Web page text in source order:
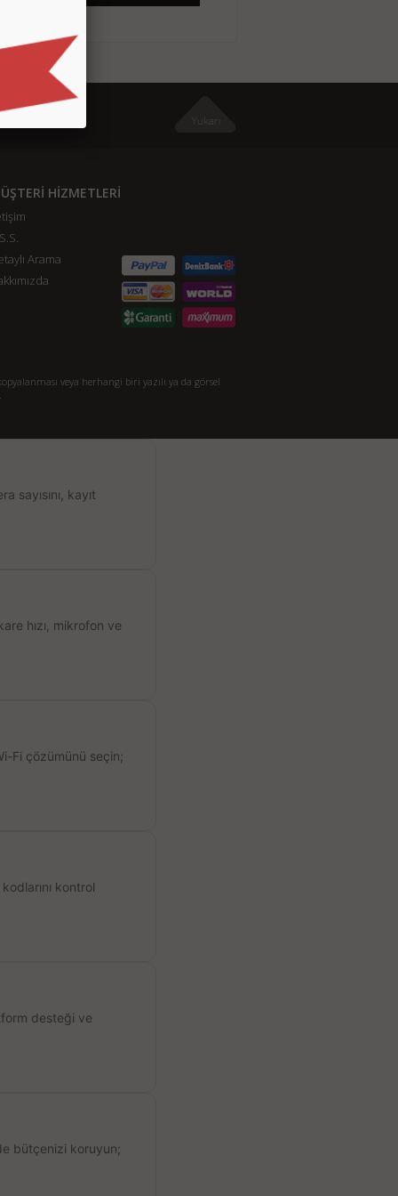
HİZMETLERİ
Arama
veya herhangi biri yazılı ya da görsel
kayıt
hızı, mikrofon ve
Fi çözümünü seçin;
kontrol
desteği ve
bütçenizi koruyun;